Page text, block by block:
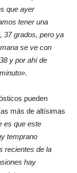
que ayer
tener una
37 grados, pero ya
se ve con
y por ahí de
.
pueden
más de altísimas
es que este
temprano
recientes de la
hay